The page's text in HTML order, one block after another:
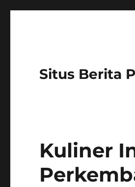
Situs Berita
Kuliner